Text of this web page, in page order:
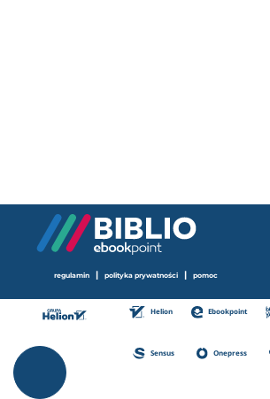
regulamin | polityka prywatności | pomoc
Helion Ebookpoint
Sensus Onepress